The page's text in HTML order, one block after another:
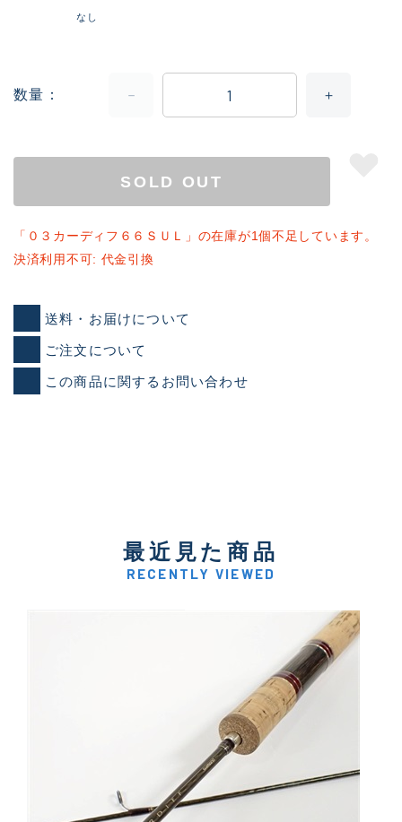
なし
数量
SOLD OUT
「０３カーディフ６６ＳＵＬ」の在庫が1個不足しています。
決済利用不可: 代金引換
送料・お届けについて
ご注文について
この商品に関するお問い合わせ
最近見た商品
RECENTLY VIEWED